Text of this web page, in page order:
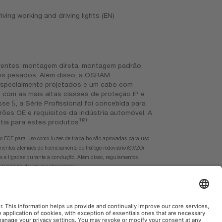
working and driving lights (EN)
para estes produtos1)2)
ECE para uso como luzes de trabalho são aprovadas para uso
alemães de licenciamento de tráfego rodoviário (StVZO)
​​e ligadas durante a condução. Além disso, regulamentos
devem ser observados.